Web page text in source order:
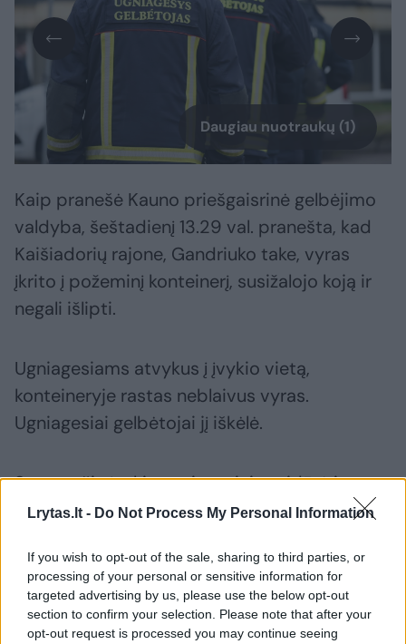
Lrytas.lt - Do Not Process My Personal Information
If you wish to opt-out of the sale, sharing to third parties, or
processing of your personal or sensitive information for
targeted advertising by us, please use the below opt-out
section to confirm your selection. Please note that after your
opt-out request is processed you may continue seeing
Daugiau nuotraukų (1)
Kaip pranešė Kauno priešgaisrinė gelbėjimo
valdyba, šeštadienį 13.29 val. pranešta, kad
Kaišiadorių rajone, Gandriuko take, vyras
įkrito į požeminį konteinerį, susižalojo koją ir
negali išlipti.
Ugniagesiams atvykus į įvykio vietą,
konteineryje rastas neblaivus vyras.
Ugniagesiai gelbėtojai jį iškėlė.
Su panašiu įvykiu ugniagesiai susidūrė ir
sekmadienį.
Susiję straipsniai